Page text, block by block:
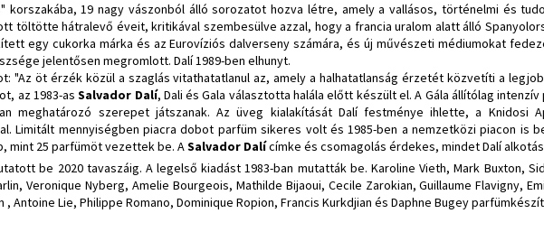
korszakába, 19 nagy vászonból álló sorozatot hozva létre, amely a vallásos, történelmi és
töltötte hátralevő éveit, kritikával szembesülve azzal, hogy a francia uralom alatt álló
egy cukorka márka és az Eurovíziós dalverseny számára, és új művészeti médiumokat
jelentősen megromlott. Dalí 1989-ben elhunyt.
"Az öt érzék közül a szaglás vitathatatlanul az, amely a halhatatlanság érzetét közvetíti a
az 1983-asSalvador Dalí, Dali és Gala választotta halála előtt készült el. A Gála állítólag
meghatározó szerepet játszanak. Az üveg kialakítását Dalí festménye ihlette, a Knidosi
Limitált mennyiségben piacra dobot parfüm sikeres volt és 1985-ben a nemzetközi piacon is
mint 25 parfümöt vezettek be. ASalvador Dalícímke és csomagolás érdekes, mindet Dalí
be 2020 tavaszáig. A legelső kiadást 1983-ban mutatták be. Karoline Vieth, Mark Buxton,
Veronique Nyberg, Amelie Bourgeois, Mathilde Bijaoui, Cecile Zarokian, Guillaume Flavigny,
, Antoine Lie, Philippe Romano, Dominique Ropion, Francis Kurkdjian és Daphne Bugey